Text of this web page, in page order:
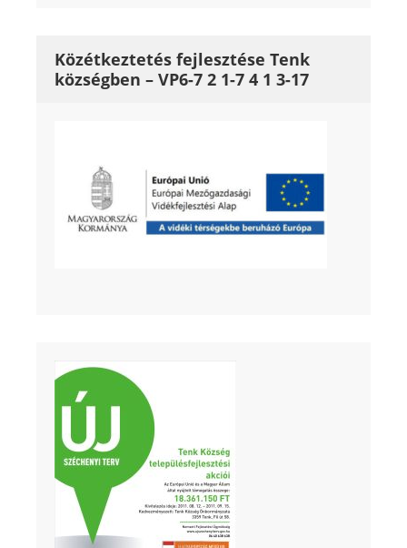
Közétkeztetés fejlesztése Tenk
községben – VP6-7 2 1-7 4 1 3-17